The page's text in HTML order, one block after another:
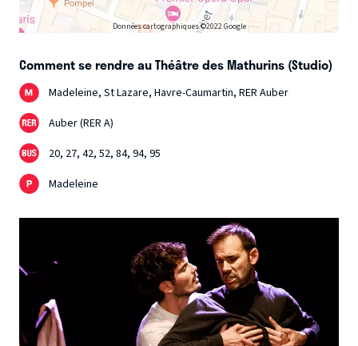
Données cartographiques ©2022 Google
Comment se rendre au Théâtre des Mathurins (Studio)
Madeleine, St Lazare, Havre-Caumartin, RER Auber
Auber (RER A)
20, 27, 42, 52, 84, 94, 95
Madeleine